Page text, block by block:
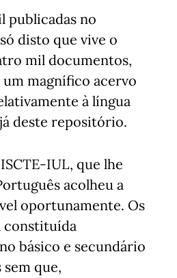
publicadas no
disto que vive o
mil documentos,
magnífico acervo
à língua
deste repositório.
IUL, que lhe
acolheu a
oportunamente. Os
constituída
básico e secundário
que,